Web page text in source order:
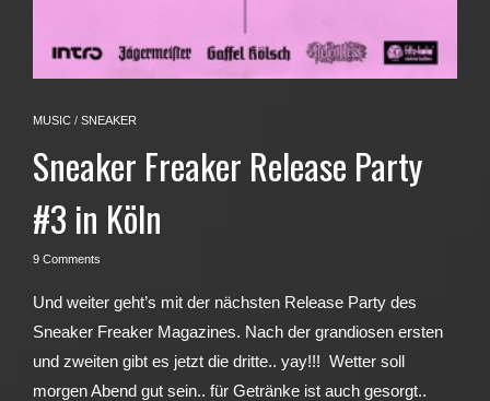
MUSIC / SNEAKER
Sneaker Freaker Release Party
#3 in Köln
9 Comments
Und weiter geht’s mit der nächsten Release Party des
Sneaker Freaker Magazines. Nach der grandiosen ersten
und zweiten gibt es jetzt die dritte.. yay!!! Wetter soll
morgen Abend gut sein.. für Getränke ist auch gesorgt..